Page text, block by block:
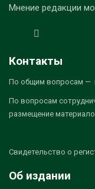
Мнение редакции
Контакты
По общим вопросам —
По вопросам
размещение
Свидетельство о
Об издании